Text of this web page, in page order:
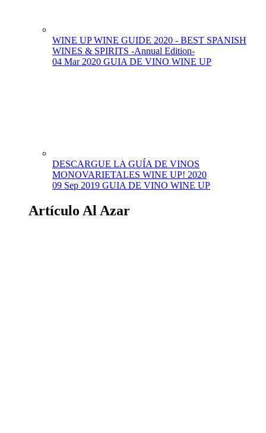
WINE UP WINE GUIDE 2020 - BEST SPANISH
WINES & SPIRITS -Annual Edition-
04 Mar 2020 GUIA DE VINO WINE UP
DESCARGUE LA GUÍA DE VINOS
MONOVARIETALES WINE UP! 2020
09 Sep 2019 GUIA DE VINO WINE UP
Artículo Al Azar